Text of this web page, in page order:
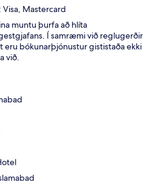
Mastercard
muntu þurfa að hlíta
Í samræmi við reglugerðir
eru bókunarþjónustur gististaða ekki
við.